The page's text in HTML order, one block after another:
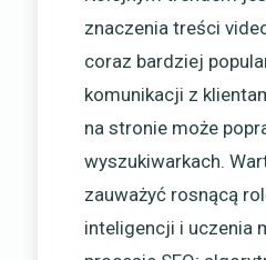
znaczenia treści
coraz bardziej
komunikacji z
na stronie może
wyszukiwarkach.
zauważyć rosnącą
inteligencji i uczenia